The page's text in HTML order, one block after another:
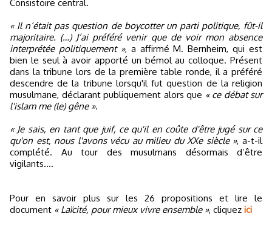
Consistoire central.
« Il n’était pas question de boycotter un parti politique, fût-il
majoritaire. (…) J’ai préféré venir que de voir mon absence
interprétée politiquement », a affirmé M. Bernheim, qui est
bien le seul à avoir apporté un bémol au colloque. Présent
dans la tribune lors de la première table ronde, il a préféré
descendre de la tribune lorsqu'il fut question de la religion
musulmane, déclarant publiquement alors que « ce débat sur
l'islam me (le) gêne ».
« Je sais, en tant que juif, ce qu'il en coûte d'être jugé sur ce
qu'on est, nous l'avons vécu au milieu du XXe siècle », a-t-il
complété. Au tour des musulmans désormais d’être
vigilants....
Pour en savoir plus sur les 26 propositions et lire le
document « Laïcité, pour mieux vivre ensemble », cliquez ici